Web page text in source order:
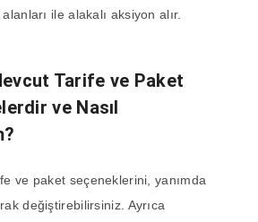
ile alakalı aksiyon alır.
Tarife ve Paket
ve Nasıl
ve paket seçeneklerini, yanımda
değiştirebilirsiniz. Ayrıca